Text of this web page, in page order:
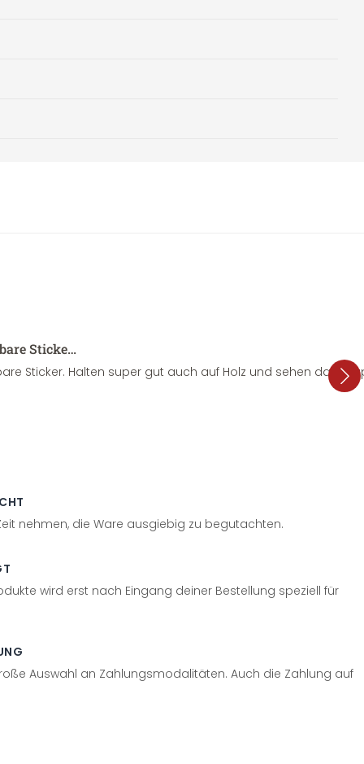
Sticke…
Sticker. Halten super gut auch auf Holz und sehen dazu
nehmen, die Ware ausgiebig zu begutachten.
wird erst nach Eingang deiner Bestellung speziell für
Auswahl an Zahlungsmodalitäten. Auch die Zahlung auf